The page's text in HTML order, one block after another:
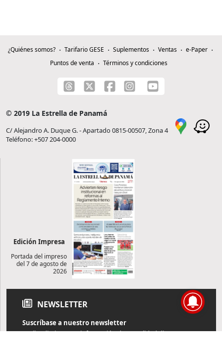
¿Quiénes somos? Tarifario GESE Suplementos Ventas
e-Paper
Puntos de venta
Términos y condiciones
© 2019 La Estrella de Panamá
C/ Alejandro A. Duque G. - Apartado 0815-00507, Zona 4
Teléfono: +507 204-0000
Edición Impresa
Portada del impreso
del 7 de agosto de
2026
NEWSLETTER
Suscríbase a nuestro newsletter
Reciba diariamente información de actualidad directamente en